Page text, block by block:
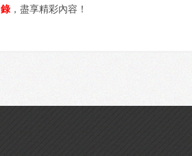
錄，盡享精彩內容！